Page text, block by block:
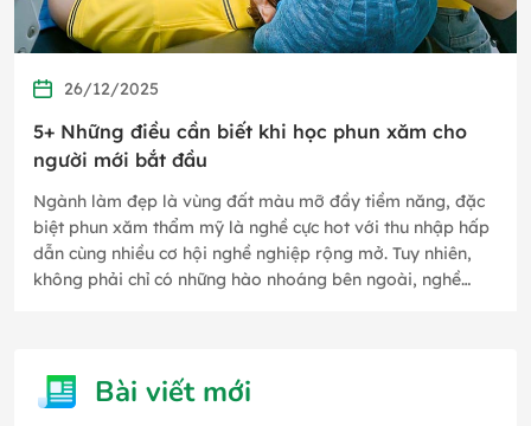
26/12/2025
5+ Những điều cần biết khi học phun xăm cho
người mới bắt đầu
Ngành làm đẹp là vùng đất màu mỡ đầy tiềm năng, đặc
biệt phun xăm thẩm mỹ là nghề cực hot với thu nhập hấp
dẫn cùng nhiều cơ hội nghề nghiệp rộng mở. Tuy nhiên,
không phải chỉ có những hào nhoáng bên ngoài, nghề
Bài viết mới